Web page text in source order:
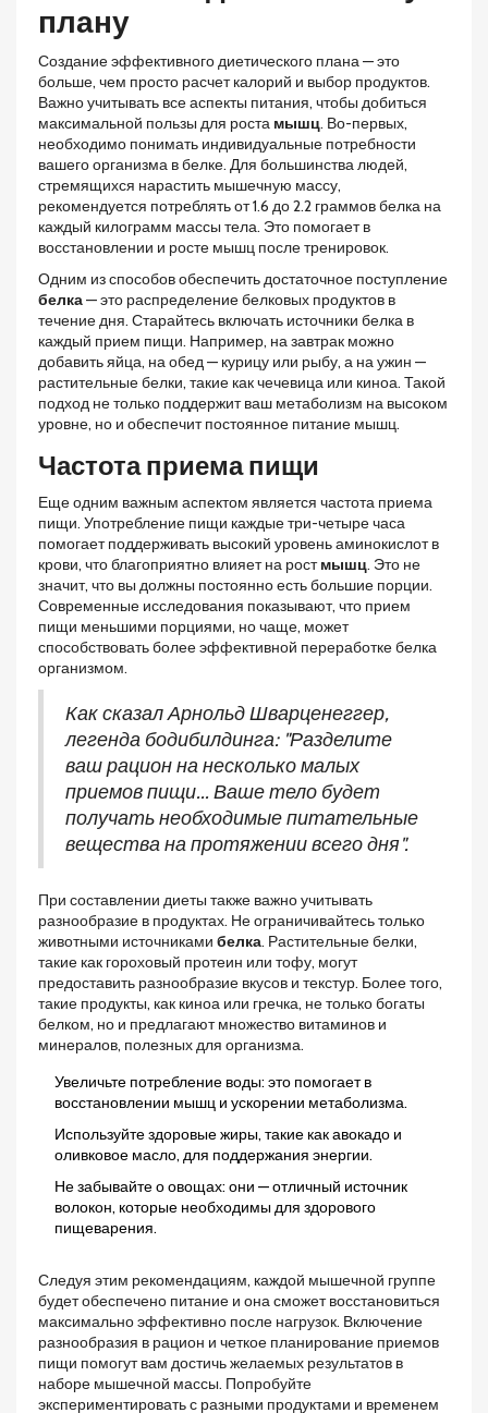
плану
Создание эффективного диетического плана — это
больше, чем просто расчет калорий и выбор продуктов.
Важно учитывать все аспекты питания, чтобы добиться
максимальной пользы для роста мышц. Во-первых,
необходимо понимать индивидуальные потребности
вашего организма в белке. Для большинства людей,
стремящихся нарастить мышечную массу,
рекомендуется потреблять от 1.6 до 2.2 граммов белка на
каждый килограмм массы тела. Это помогает в
восстановлении и росте мышц после тренировок.
Одним из способов обеспечить достаточное поступление
белка— это распределение белковых продуктов в
течение дня. Старайтесь включать источники белка в
каждый прием пищи. Например, на завтрак можно
добавить яйца, на обед — курицу или рыбу, а на ужин —
растительные белки, такие как чечевица или киноа. Такой
подход не только поддержит ваш метаболизм на высоком
уровне, но и обеспечит постоянное питание мышц.
Частота приема пищи
Еще одним важным аспектом является частота приема
пищи. Употребление пищи каждые три-четыре часа
помогает поддерживать высокий уровень аминокислот в
крови, что благоприятно влияет на ростмышц. Это не
значит, что вы должны постоянно есть большие порции.
Современные исследования показывают, что прием
пищи меньшими порциями, но чаще, может
способствовать более эффективной переработке белка
организмом.
Как сказал Арнольд Шварценеггер,
легенда бодибилдинга: "Разделите
ваш рацион на несколько малых
приемов пищи... Ваше тело будет
получать необходимые питательные
вещества на протяжении всего дня".
При составлении диеты также важно учитывать
разнообразие в продуктах. Не ограничивайтесь только
животными источниками белка. Растительные белки,
такие как гороховый протеин или тофу, могут
предоставить разнообразие вкусов и текстур. Более того,
такие продукты, как киноа или гречка, не только богаты
белком, но и предлагают множество витаминов и
минералов, полезных для организма.
Увеличьте потребление воды: это помогает в
восстановлении мышц и ускорении метаболизма.
Используйте здоровые жиры, такие как авокадо и
оливковое масло, для поддержания энергии.
Не забывайте о овощах: они — отличный источник
волокон, которые необходимы для здорового
пищеварения.
Следуя этим рекомендациям, каждой мышечной группе
будет обеспечено питание и она сможет восстановиться
максимально эффективно после нагрузок. Включение
разнообразия в рацион и четкое планирование приемов
пищи помогут вам достичь желаемых результатов в
наборе мышечной массы. Попробуйте
экспериментировать с разными продуктами и временем